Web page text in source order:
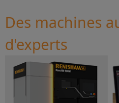
Des machines
d'experts